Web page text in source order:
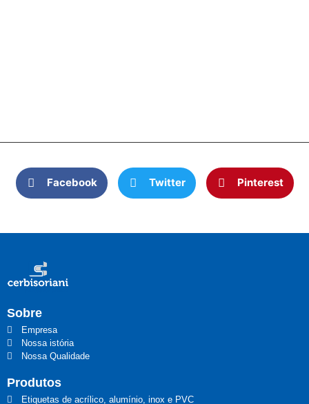
Facebook Twitter Pinterest
Sobre
Empresa
Nossa istória
Nossa Qualidade
Produtos
Etiquetas de acrílico, alumínio, inox e PVC